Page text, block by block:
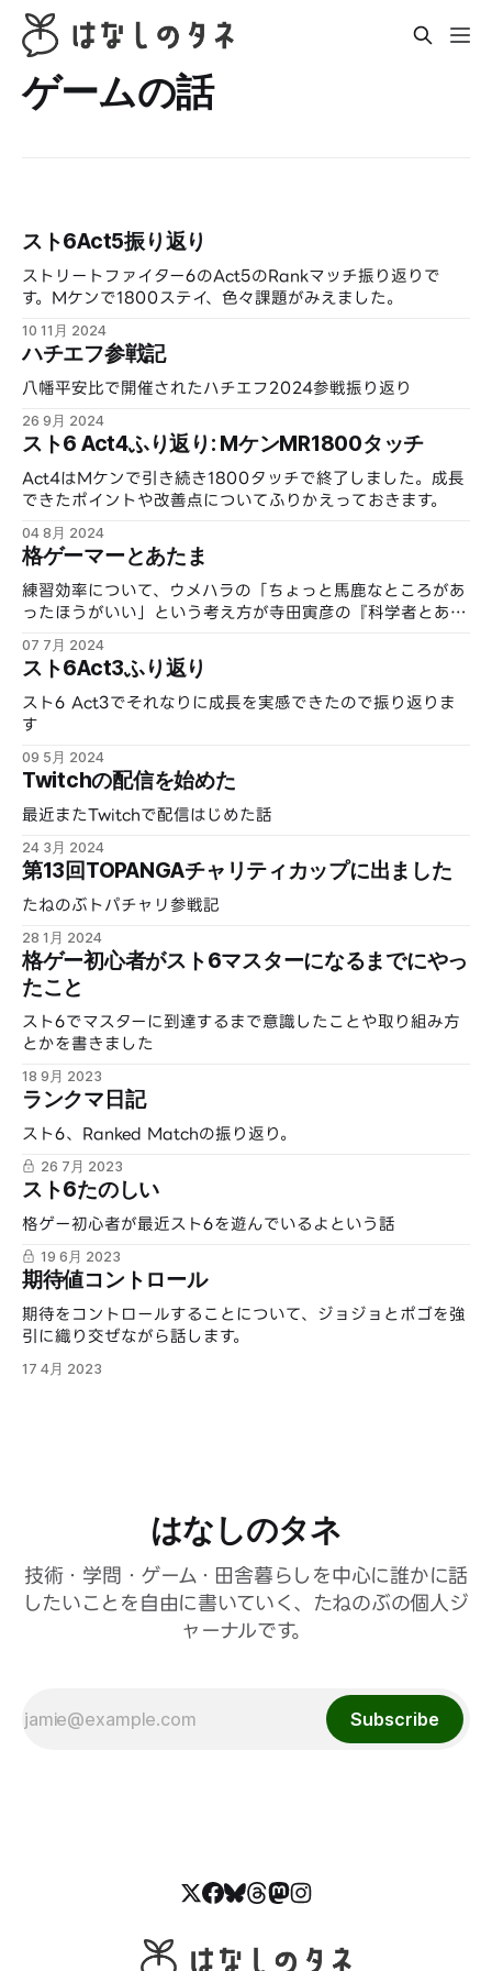
ゲームの話
スト6Act5振り返り
ストリートファイター6のAct5のRankマッチ振り返りで
す。Mケンで1800ステイ、色々課題がみえました。
10 11月 2024
ハチエフ参戦記
八幡平安比で開催されたハチエフ2024参戦振り返り
26 9月 2024
スト6 Act4ふり返り: MケンMR1800タッチ
Act4はMケンで引き続き1800タッチで終了しました。成長
できたポイントや改善点についてふりかえっておきます。
04 8月 2024
格ゲーマーとあたま
練習効率について、ウメハラの「ちょっと馬鹿なところがあ
ったほうがいい」という考え方が寺田寅彦の『科学者とあた
07 7月 2024
スト6Act3ふり返り
スト6 Act3でそれなりに成長を実感できたので振り返りま
す
09 5月 2024
Twitchの配信を始めた
最近またTwitchで配信はじめた話
24 3月 2024
第13回TOPANGAチャリティカップに出ました
たねのぶトパチャリ参戦記
28 1月 2024
格ゲー初心者がスト6マスターになるまでにやっ
たこと
スト6でマスターに到達するまで意識したことや取り組み方
とかを書きました
18 9月 2023
ランクマ日記
スト6、Ranked Matchの振り返り。
26 7月 2023
スト6たのしい
格ゲー初心者が最近スト6を遊んでいるよという話
19 6月 2023
期待値コントロール
期待をコントロールすることについて、ジョジョとポゴを強
引に織り交ぜながら話します。
17 4月 2023
はなしのタネ
技術・学問・ゲーム・田舎暮らしを中心に誰かに話
したいことを自由に書いていく、たねのぶの個人ジ
ャーナルです。
Subscribe